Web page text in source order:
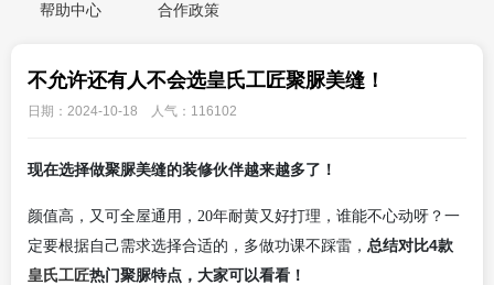
帮助中心 合作政策
不允许还有人不会选皇氏工匠聚脲美缝！
日期：2024-10-18 人气：116102
现在选择做聚脲美缝的装修伙伴越来越多了！
颜值高，又可全屋通用， 20年耐黄又好打理，谁能不心动呀？一
定要根据自己需求选择合适的，多做功课不踩雷， 总结对比4款
皇氏工匠热门聚脲特点，大家可以看看！